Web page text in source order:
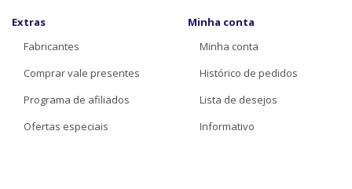
Extras
Fabricantes
Comprar vale presentes
Programa de afiliados
Ofertas especiais
Minha conta
Minha conta
Histórico de pedidos
Lista de desejos
Informativo